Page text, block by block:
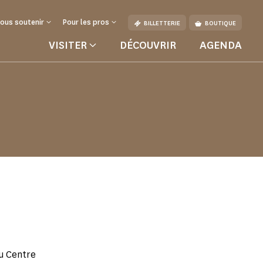
soutenir Pour les pros BILLETTERIE BOUTIQUE
VISITER DÉCOUVRIR AGENDA
Centre